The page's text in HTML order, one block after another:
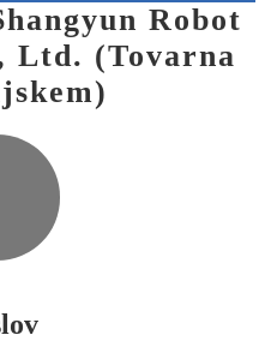
Robot
Ltd. (Tovarna